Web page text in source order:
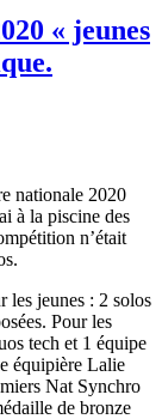
« jeunes
nationale 2020
à la piscine des
n’était
les jeunes : 2 solos
Pour les
tech et 1 équipe
équipière Lalie
Nat Synchro
de bronze